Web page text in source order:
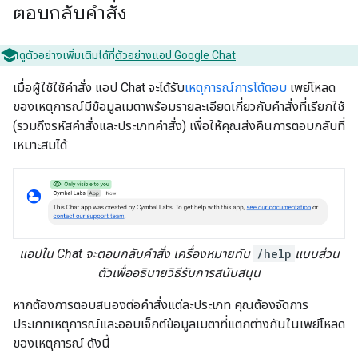
ตอบกลับคำสั่ง
ดูตัวอย่างเพิ่มเติมได้ที่ตัวอย่างแอป Google Chat
เมื่อผู้ใช้ใช้คำสั่ง แอป Chat จะได้รับเหตุการณ์การโต้ตอบ เพย์โหลด
ของเหตุการณ์มีข้อมูลเมตาพร้อมรายละเอียดเกี่ยวกับคำสั่งที่เรียกใช้
(รวมถึงรหัสคำสั่งและประเภทคำสั่ง) เพื่อให้คุณส่งคืนการตอบกลับที่
เหมาะสมได้
แอปใน Chat จะตอบกลับคำสั่ง เครื่องหมายทับ /help แบบส่วน
ตัวเพื่ออธิบายวิธีรับการสนับสนุน
หากต้องการตอบสนองต่อคำสั่งแต่ละประเภท คุณต้องจัดการ
ประเภทเหตุการณ์และออบเจ็กต์ข้อมูลเมตาที่แตกต่างกันในเพย์โหลด
ของเหตุการณ์ ดังนี้